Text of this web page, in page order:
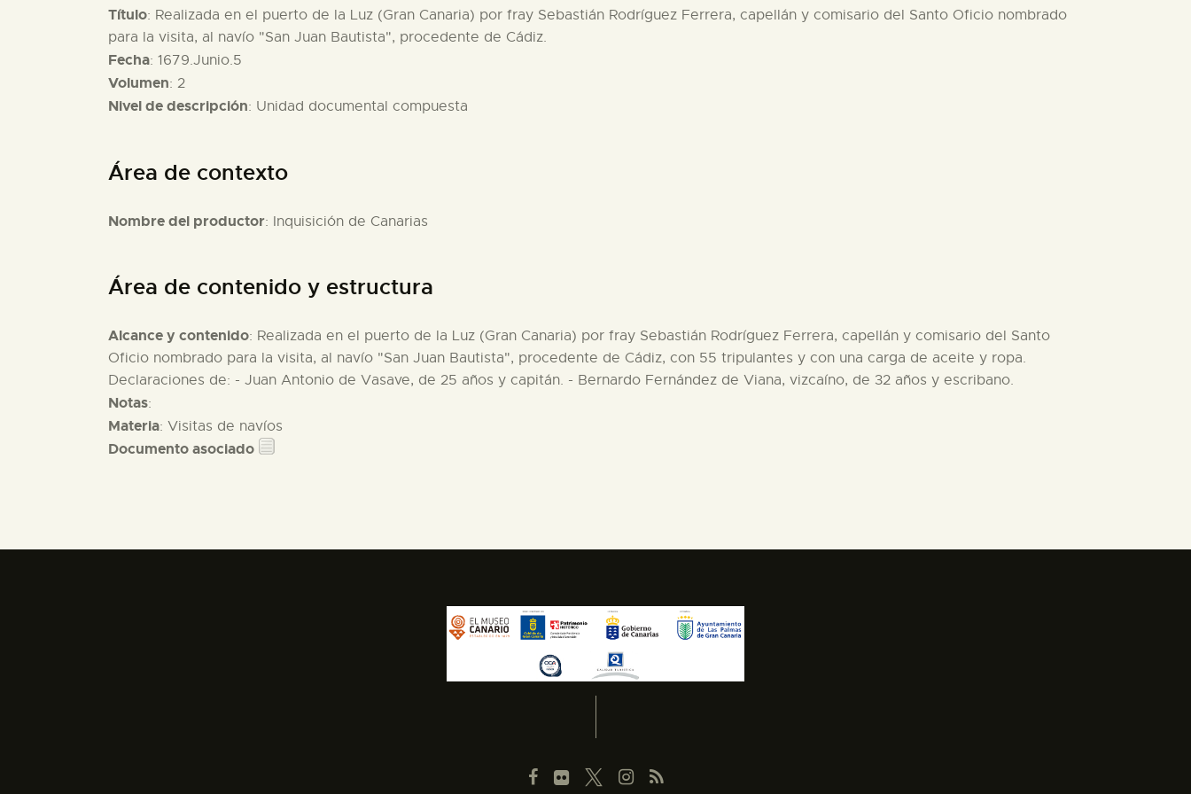
Título: Realizada en el puerto de la Luz (Gran Canaria) por fray Sebastián Rodríguez Ferrera, capellán y comisario del Santo Oficio nombrado
para la visita, al navío "San Juan Bautista", procedente de Cádiz.
Fecha: 1679.Junio.5
Volumen: 2
Nivel de descripción: Unidad documental compuesta
Área de contexto
Nombre del productor: Inquisición de Canarias
Área de contenido y estructura
Alcance y contenido: Realizada en el puerto de la Luz (Gran Canaria) por fray Sebastián Rodríguez Ferrera, capellán y comisario del Santo
Oficio nombrado para la visita, al navío "San Juan Bautista", procedente de Cádiz, con 55 tripulantes y con una carga de aceite y ropa.
Declaraciones de: - Juan Antonio de Vasave, de 25 años y capitán. - Bernardo Fernández de Viana, vizcaíno, de 32 años y escribano.
Notas:
Materia: Visitas de navíos
Documento asociado